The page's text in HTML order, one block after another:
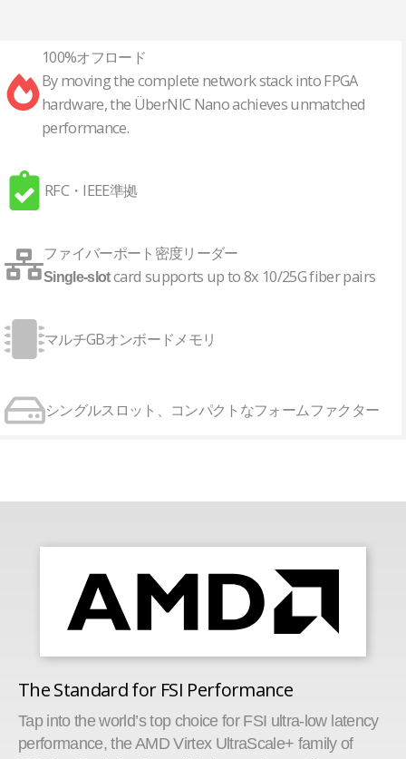
100%オフロード
By moving the complete network stack into FPGA
hardware, the ÜberNIC Nano achieves unmatched
performance.
RFC・IEEE準拠
ファイバーポート密度リーダー
Single-slotcard supports up to 8x 10/25G fiber pairs
マルチGBオンボードメモリ
シングルスロット、コンパクトなフォームファクター
The Standard for FSI Performance
Tap into the world’s top choice for FSI ultra-low latency
performance, the AMD Virtex UltraScale+ family of